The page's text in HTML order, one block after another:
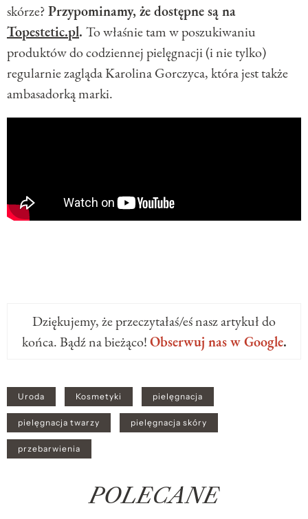
skórze?Przypominamy, że dostępne są na
Topestetic.pl. To właśnie tam w poszukiwaniu
produktów do codziennej pielęgnacji (i nie tylko)
regularnie zagląda Karolina Gorczyca, która jest także
ambasadorką marki.
Dziękujemy, że przeczytałaś/eś nasz artykuł do
końca. Bądź na bieżąco!Obserwuj nas w Google.
Uroda Kosmetyki pielęgnacja
pielęgnacja twarzy pielęgnacja skóry
przebarwienia
POLECANE